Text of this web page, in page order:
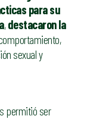
para su
,destacaron la
sexual y
permitió ser